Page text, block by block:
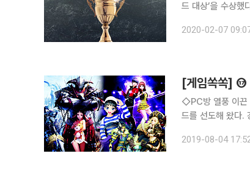
드 대상’을 수상했
선정하는 상이다. ‘
2020-02-07
◇PC방 열풍 이끈
드를 선도해 왔다.
리싱을 통해 PC방
2019-08-04